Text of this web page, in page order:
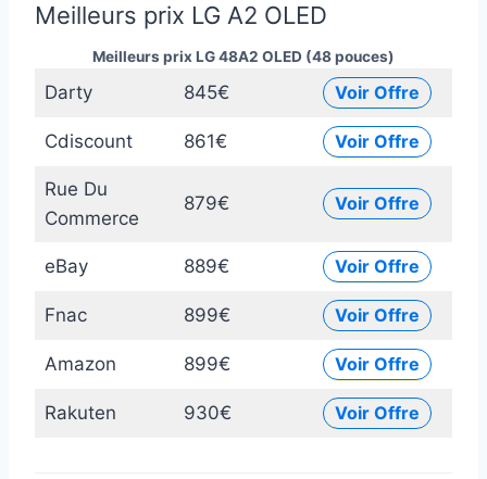
Meilleurs prix LG A2 OLED
Darty 845€ Voir Offre
Cdiscount 861€ Voir Offre
Rue Du
Commerce
879€ Voir Offre
eBay 889€ Voir Offre
Fnac 899€ Voir Offre
Amazon 899€ Voir Offre
Rakuten 930€ Voir Offre
Meilleurs prix LG 48A2 OLED (48 pouces)